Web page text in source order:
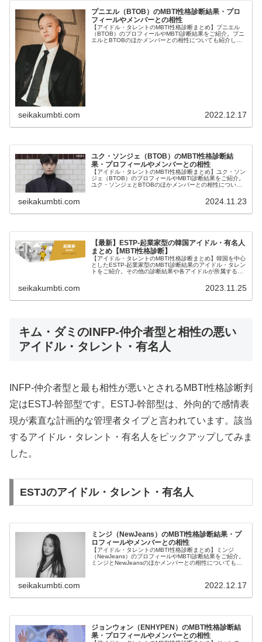
プニエル（BTOB）のMBTI性格診断結果・プロ
フィールやメンバーとの相性
【アイドル・タレントのMBTI性格診断まとめ】プニエル
（BTOB）のプロフィールやMBTI診断結果をご紹介。プニ
エルとBTOBのほかメンバーとの相性についても紹介しま
seikakumbti.com 2022.12.17
ユク・ソンジェ（BTOB）のMBTI性格診断結
果・プロフィールやメンバーとの相性
【アイドル・タレントのMBTI性格診断まとめ】ユク・ソン
ジェ（BTOB）のプロフィールやMBTI診断結果をご紹介。
ユク・ソンジェとBTOBのほかメンバーとの相性について
seikakumbti.com 2024.11.23
【最新】ESTP-起業家型の韓国アイドル・有名人
まとめ【MBTI性格診断】
【アイドル・タレントのMBTI性格診断まとめ】韓国を中心
としたESTP-起業家型のMBTI診断結果のアイドル・タレン
トをご紹介。その他の診断結果や各アイドルが所属するグ
seikakumbti.com 2023.11.25
キム・ダミのINFP-仲介者型と相性の悪い
アイドル・タレント・有名人
INFP-仲介者型と最も相性が悪いとされるMBTI性格診断判
定はESTJ-幹部型です。ESTJ-幹部型は、外向的で感情表
現が素直な計画的な管理者タイプと言われています。該当
するアイドル・タレント・有名人をピックアップしてみま
した。
ESTJのアイドル・タレント・有名人
ミンジ（NewJeans）のMBTI性格診断結果・プ
ロフィールやメンバーとの相性
【アイドル・タレントのMBTI性格診断まとめ】ミンジ
（NewJeans）のプロフィールやMBTI診断結果をご紹介。
ミンジとNewJeansのほかメンバーとの相性についても紹
seikakumbti.com 2022.12.17
ジョンウォン（ENHYPEN）のMBTI性格診断結
果・プロフィールやメンバーとの相性